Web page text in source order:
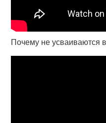
Почему не усваиваются